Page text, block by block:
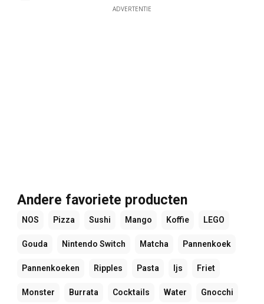
ADVERTENTIE
Andere favoriete producten
NOS Pizza Sushi Mango Koffie LEGO
Gouda Nintendo Switch Matcha Pannenkoek
Pannenkoeken Ripples Pasta Ijs Friet
Monster Burrata Cocktails Water Gnocchi